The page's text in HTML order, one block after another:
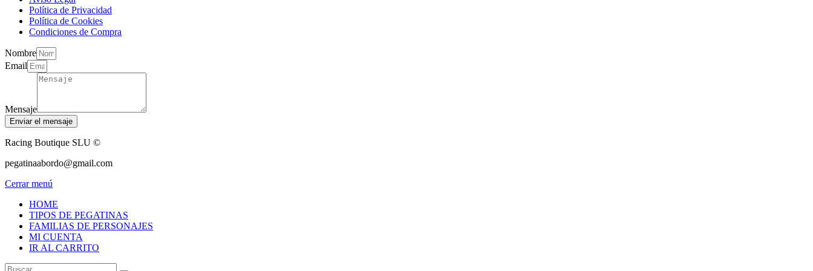
Política de Privacidad
Política de Cookies
Condiciones de Compra
Nombre
Email
Mensaje
Enviar el mensaje
Racing Boutique SLU ©
pegatinaabordo@gmail.com
Cerrar menú
HOME
TIPOS DE PEGATINAS
FAMILIAS DE PERSONAJES
MI CUENTA
IR AL CARRITO